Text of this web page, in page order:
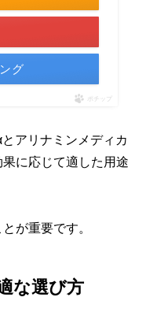
グ
ポチップ
アリナミンメディカ
に応じて適した用途
が重要です。
な選び方